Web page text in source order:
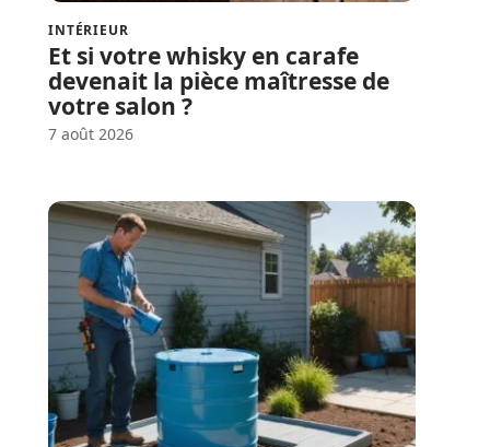
INTÉRIEUR
Et si votre whisky en carafe
devenait la pièce maîtresse de
votre salon ?
7 août 2026